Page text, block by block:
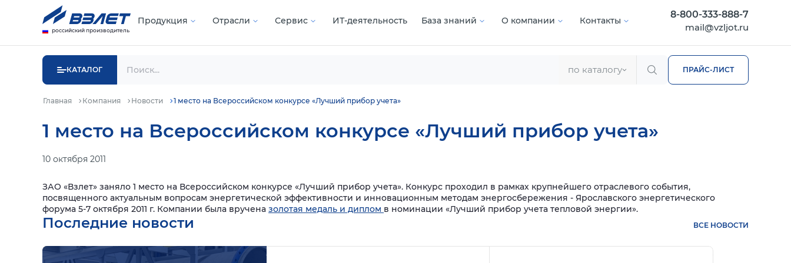
российский производитель
Продукция Отрасли Сервис ИТ-деятельность База знаний О компании Контакты
8-800-333-888-7
mail@vzljot.ru
КАТАЛОГ по каталогу ПРАЙС-ЛИСТ
Главная Компания Новости 1 место на Всероссийском конкурсе «Лучший прибор учета»
1 место на Всероссийском конкурсе «Лучший прибор учета»
10 октября 2011
ЗАО «Взлет» заняло 1 место на Всероссийском конкурсе «Лучший прибор учета». Конкурс проходил в рамках крупнейшего отраслевого события,
посвященного актуальным вопросам энергетической эффективности и инновационным методам энергосбережения - Ярославского энергетического
форума 5-7 октября 2011 г. Компании была вручена золотая медаль и диплом в номинации «Лучший прибор учета тепловой энергии».
Последние новости
Подробнее Подробнее
ВСЕ НОВОСТИ